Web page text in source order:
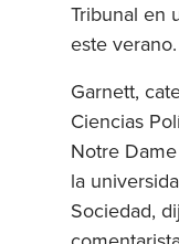
Tribunal en
este verano.
Garnett,
Ciencias
Notre
la
Sociedad,